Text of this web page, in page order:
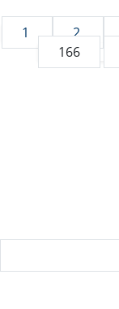
1 2
166